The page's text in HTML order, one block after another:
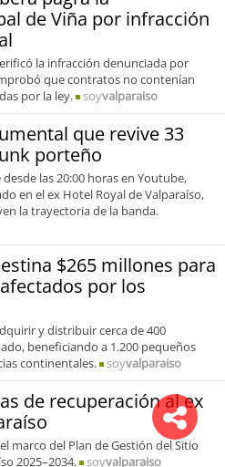
de Viña por infracción
la infracción denunciada por
que contratos no contenían
por la ley.
soyvalparaiso
que revive 33
porteño
las 20:00 horas en Youtube,
en el ex Hotel Royal de Valparaíso,
la trayectoria de la banda.
$265 millones para
por los
y distribuir cerca de 400
beneficiando a 1.200 pequeños
continentales.
soyvalparaiso
de recuperación al ex
marco del Plan de Gestión del Sitio
2025–2034.
soyvalparaiso